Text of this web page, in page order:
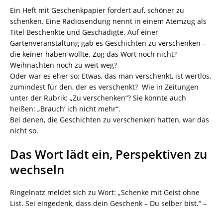
Ein Heft mit Geschenkpapier fordert auf, schöner zu
schenken. Eine Radiosendung nennt in einem Atemzug als
Titel Beschenkte und Geschädigte. Auf einer
Gartenveranstaltung gab es Geschichten zu verschenken –
die keiner haben wollte. Zog das Wort noch nicht? –
Weihnachten noch zu weit weg?
Oder war es eher so: Etwas, das man verschenkt, ist wertlos,
zumindest für den, der es verschenkt? Wie in Zeitungen
unter der Rubrik: „Zu verschenken“? Sie könnte auch
heißen: „Brauch‘ ich nicht mehr“.
Bei denen, die Geschichten zu verschenken hatten, war das
nicht so.
Das Wort lädt ein, Perspektiven zu
wechseln
Ringelnatz meldet sich zu Wort: „Schenke mit Geist ohne
List. Sei eingedenk, dass dein Geschenk – Du selber bist.“ –